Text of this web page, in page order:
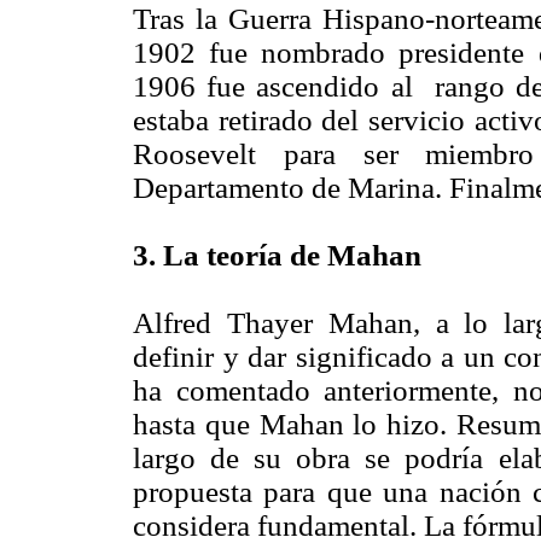
Tras la Guerra Hispano-
1902 fue nombrado
1906 fue ascendido al rango
estaba retirado del servicio
Roosevelt para ser
Departamento de Marina.
3. La teoría de Mahan
Alfred Thayer Mahan, a lo
definir y dar significado a un
ha comentado anteriormente,
hasta que Mahan lo hizo.
largo de su obra se podría
propuesta para que una
considera fundamental. La